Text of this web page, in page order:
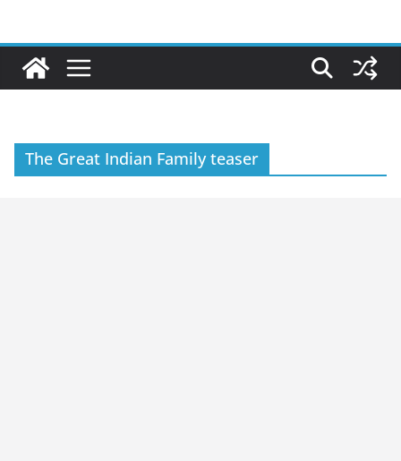
content
The Great Indian Family teaser